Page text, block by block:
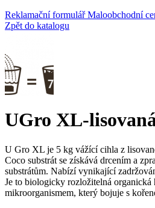
Reklamační formulářMaloobchodní
Zpět do katalogu
UGro XL-
U Gro XL je 5 kg vážící cihla z
Coco substrát se získává drcením a
substrátům. Nabízí vynikající
Je to biologicky rozložitelná
mikroorganismem, který bojuje s